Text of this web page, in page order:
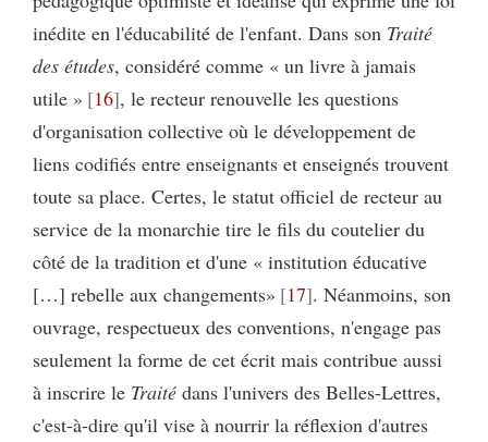
inédite en l'éducabilité de l'enfant. Dans son Traité
des études, considéré comme « un livre à jamais
utile » 16 , le recteur renouvelle les questions
d'organisation collective où le développement de
liens codifiés entre enseignants et enseignés trouvent
toute sa place. Certes, le statut officiel de recteur au
service de la monarchie tire le fils du coutelier du
côté de la tradition et d'une « institution éducative
[…] rebelle aux changements» 17 . Néanmoins, son
ouvrage, respectueux des conventions, n'engage pas
seulement la forme de cet écrit mais contribue aussi
à inscrire le Traité dans l'univers des Belles-Lettres,
c'est-à-dire qu'il vise à nourrir la réflexion d'autres